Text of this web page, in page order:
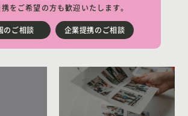
をご希望の方も歓迎いたします。
のご相談 企業提携のご相談